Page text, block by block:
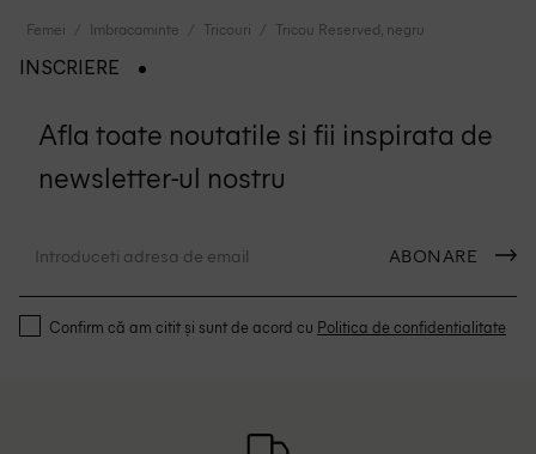
Femei Imbracaminte Tricouri Tricou Reserved, negru
INSCRIERE
Afla toate noutatile si fii inspirata de
newsletter-ul nostru
ABONARE
Confirm că am citit și sunt de acord cu Politica de confidentialitate